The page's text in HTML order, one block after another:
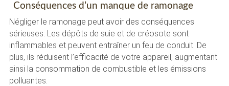
Conséquences d’un manque de ramonage
Négliger le ramonage peut avoir des conséquences
sérieuses. Les dépôts de suie et de créosote sont
inflammables et peuvent entraîner un feu de conduit. De
plus, ils réduisent l’efficacité de votre appareil, augmentant
ainsi la consommation de combustible et les émissions
polluantes.